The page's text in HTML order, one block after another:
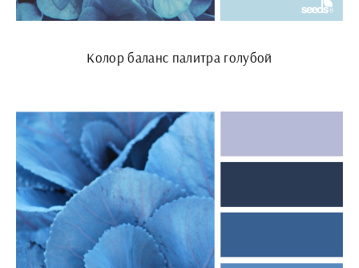
Колор баланс палитра голубой